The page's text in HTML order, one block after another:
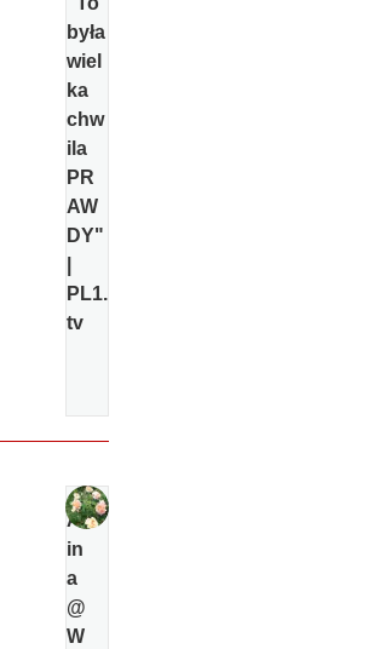
była
wiel
ka
chw
ila
PR
AW
DY"
PL1.
tv
Al
in
a
@
W